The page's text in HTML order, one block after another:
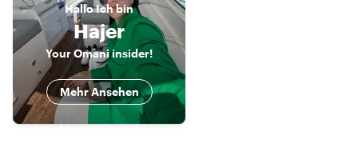
HalloIch bin
Hajer
Your Omani insider!
Mehr Ansehen